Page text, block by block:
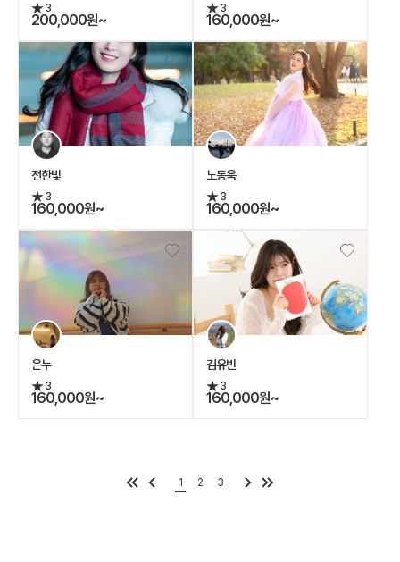
3
200,000원~
3
160,000원~
전한빛
3
160,000원~
노동욱
3
160,000원~
은누
3
160,000원~
김유빈
3
160,000원~
1 2 3